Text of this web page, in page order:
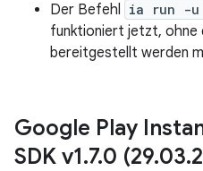
Der Befehl ia run -
funktioniert jetzt, ohne
bereitgestellt werden
Google Play
SDK v1.7.0 (29.03.